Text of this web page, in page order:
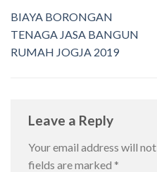
BIAYA BORONGAN
TENAGA JASA BANGUN
RUMAH JOGJA 2019
Leave a Reply
Your email address will
fields are marked *